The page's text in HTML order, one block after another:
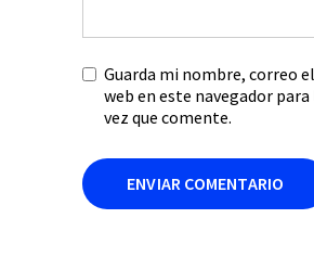
Guarda mi nombre, correo
web en este navegador
vez que comente.